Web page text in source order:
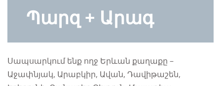
Պարզ + Արագ
Սապսարկում ենք ողջ Երևան քաղաքը –
Աջափնյակ, Արաբկիր, Ավան, Դավիթաշեն,